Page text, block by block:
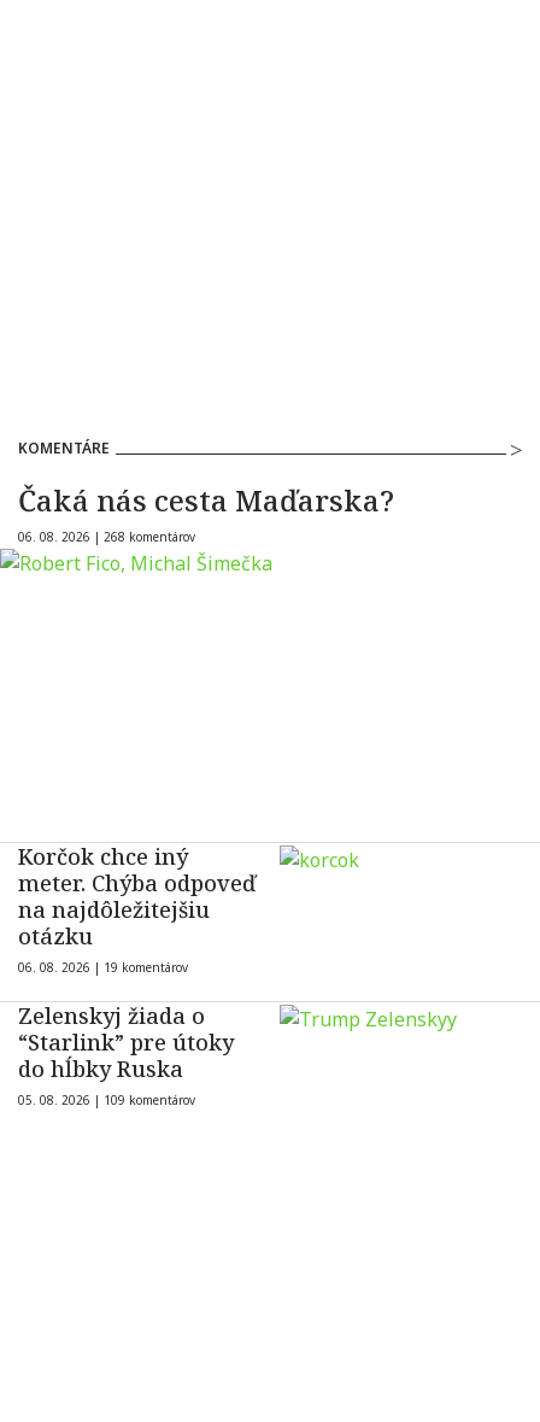
KOMENTÁRE
Čaká nás cesta Maďarska?
06. 08. 2026 | 268 komentárov
Korčok chce iný
meter. Chýba odpoveď
na najdôležitejšiu
otázku
06. 08. 2026 | 19 komentárov
Zelenskyj žiada o
“Starlink” pre útoky
do hĺbky Ruska
05. 08. 2026 | 109 komentárov